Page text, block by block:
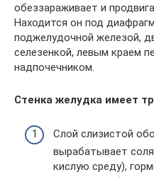
обеззараживает и
Находится он под
поджелудочной железой,
селезенкой, левым краем
надпочечником.
Стенка желудка имеет
Слой слизистой
вырабатывает
кислую среду),